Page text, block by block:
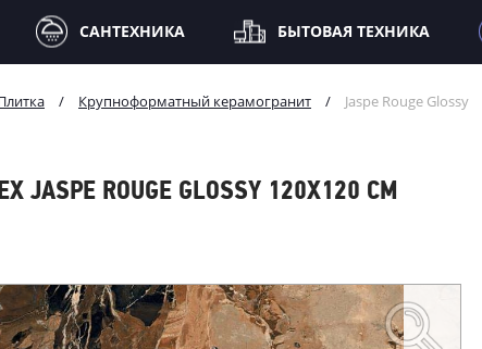
САНТЕХНИКА БЫТОВАЯ ТЕХНИКА
/ Крупноформатный керамогранит / Jaspe Rouge Glossy
JASPE ROUGE GLOSSY 120X120 СМ